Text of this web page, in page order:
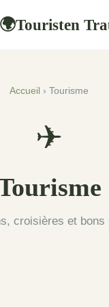
🌍Touristen
Accueil › Tourisme
✈
croisières et